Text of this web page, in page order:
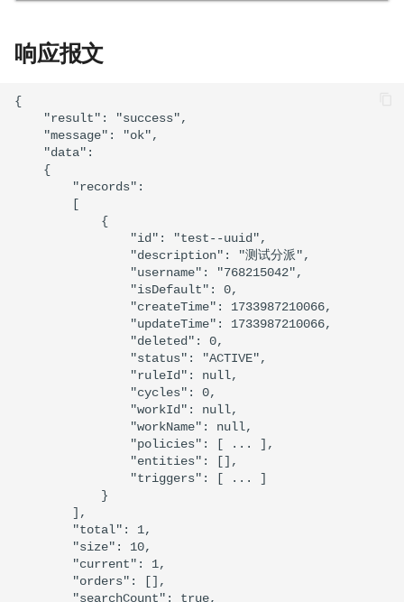
首页Dashboard
统计分析
6月8日告警级别配置升级说明
Webhook集成
腾讯云
JIRA
华为云MRS
阿里云ARMS
响应报文
{
    "result": "success",
    "message": "ok",
    "data":
    {
        "records":
        [
            {
                "id": "test--uuid",
                "description": "测试分派",
                "username": "768215042",
                "isDefault": 0,
                "createTime": 1733987210066,
                "updateTime": 1733987210066,
                "deleted": 0,
                "status": "ACTIVE",
                "ruleId": null,
                "cycles": 0,
                "workId": null,
                "workName": null,
                "policies": [ ... ],
                "entities": [],
                "triggers": [ ... ]
            }
        ],
        "total": 1,
        "size": 10,
        "current": 1,
        "orders": [],
        "searchCount": true,